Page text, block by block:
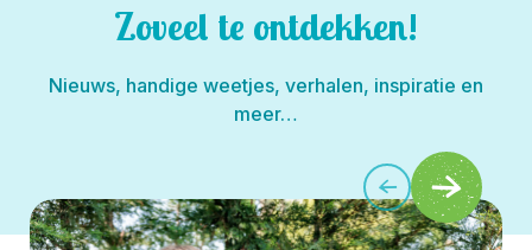
Zoveel te ontdekken!
Nieuws, handige weetjes, verhalen, inspiratie en
meer…